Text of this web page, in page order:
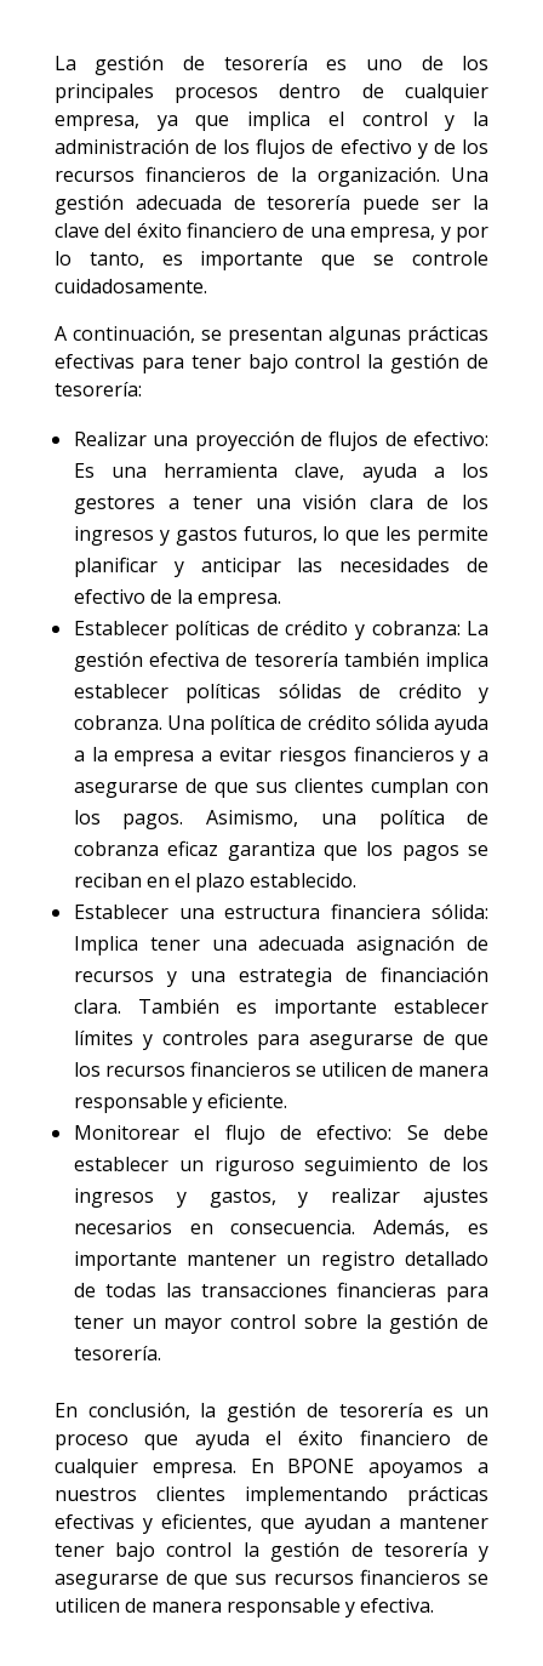
La gestión de tesorería es uno de los
principales procesos dentro de cualquier
empresa, ya que implica el control y la
administración de los flujos de efectivo y de los
recursos financieros de la organización. Una
gestión adecuada de tesorería puede ser la
clave del éxito financiero de una empresa, y por
lo tanto, es importante que se controle
cuidadosamente.
A continuación, se presentan algunas prácticas
efectivas para tener bajo control la gestión de
tesorería:
Realizar una proyección de flujos de efectivo:
Es una herramienta clave, ayuda a los
gestores a tener una visión clara de los
ingresos y gastos futuros, lo que les permite
planificar y anticipar las necesidades de
efectivo de la empresa.
Establecer políticas de crédito y cobranza: La
gestión efectiva de tesorería también implica
establecer políticas sólidas de crédito y
cobranza. Una política de crédito sólida ayuda
a la empresa a evitar riesgos financieros y a
asegurarse de que sus clientes cumplan con
los pagos. Asimismo, una política de
cobranza eficaz garantiza que los pagos se
reciban en el plazo establecido.
Establecer una estructura financiera sólida:
Implica tener una adecuada asignación de
recursos y una estrategia de financiación
clara. También es importante establecer
límites y controles para asegurarse de que
los recursos financieros se utilicen de manera
responsable y eficiente.
Monitorear el flujo de efectivo: Se debe
establecer un riguroso seguimiento de los
ingresos y gastos, y realizar ajustes
necesarios en consecuencia. Además, es
importante mantener un registro detallado
de todas las transacciones financieras para
tener un mayor control sobre la gestión de
tesorería.
En conclusión, la gestión de tesorería es un
proceso que ayuda el éxito financiero de
cualquier empresa. En BPONE apoyamos a
nuestros clientes implementando prácticas
efectivas y eficientes, que ayudan a mantener
tener bajo control la gestión de tesorería y
asegurarse de que sus recursos financieros se
utilicen de manera responsable y efectiva.